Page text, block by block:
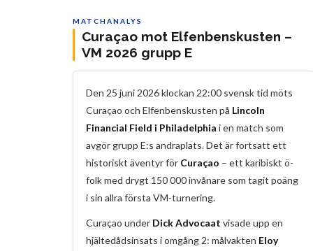
MATCHANALYS
Curaçao mot Elfenbenskusten –
VM 2026 grupp E
Den 25 juni 2026 klockan 22:00 svensk tid möts
Curaçao och Elfenbenskusten på Lincoln
Financial Field i Philadelphia i en match som
avgör grupp E:s andraplats. Det är fortsatt ett
historiskt äventyr för Curaçao – ett karibiskt ö-
folk med drygt 150 000 invånare som tagit poäng
i sin allra första VM-turnering.
Curaçao under Dick Advocaat visade upp en
hjältedådsinsats i omgång 2: målvakten Eloy